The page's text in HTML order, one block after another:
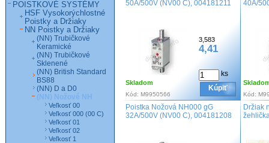
50A/500V (NV00 C), 004181211
3,583
4,41
ks
Kúpiť
Skladom
Kód: M9950566
40A/
Kód:
Poistka Nožová NH000 gG
32A/500V (NV00 C), 004181208
Držiak
POISTKOVÉ SYSTÉMY
HSF Vysokorýchlostné
Poistky a Držiaky
NN Poistky a Držiaky
(NN) Trubičkové
Keramické
(NN) Trubičkové
Sklenené
(NN) British Standard
BS88
(NN) D a D0
(NN) Nožové NH
Veľkosť 00
Veľkosť 000 (00 C)
Veľkosť 01
Veľkosť 02
Veľkosť 1